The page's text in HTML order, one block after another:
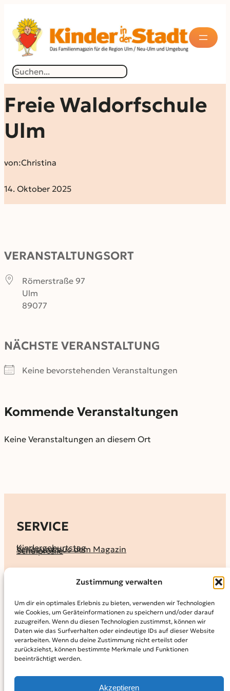
Zustimmung verwalten
Um dir ein optimales Erlebnis zu bieten, verwenden wir Technologien
wie Cookies, um Geräteinformationen zu speichern und/oder darauf
zuzugreifen. Wenn du diesen Technologien zustimmst, können wir
Daten wie das Surfverhalten oder eindeutige IDs auf dieser Website
verarbeiten. Wenn du deine Zustimmung nicht erteilst oder
zurückziehst, können bestimmte Merkmale und Funktionen
beeinträchtigt werden.
Akzeptieren
Suchen
Freie Waldorfschule
Ulm
von:Christina
14. Oktober 2025
VERANSTALTUNGSORT
Römerstraße 97
Ulm
89077
NÄCHSTE VERANSTALTUNG
Keine bevorstehenden Veranstaltungen
Kommende Veranstaltungen
Keine Veranstaltungen an diesem Ort
SERVICE
Kindergeburtstag
Verlosung aus dem Magazin
Schulprofile
KALENDER
MAGAZIN
KidS-Ausgaben online lesen
Abonnement
Archiv
INFO